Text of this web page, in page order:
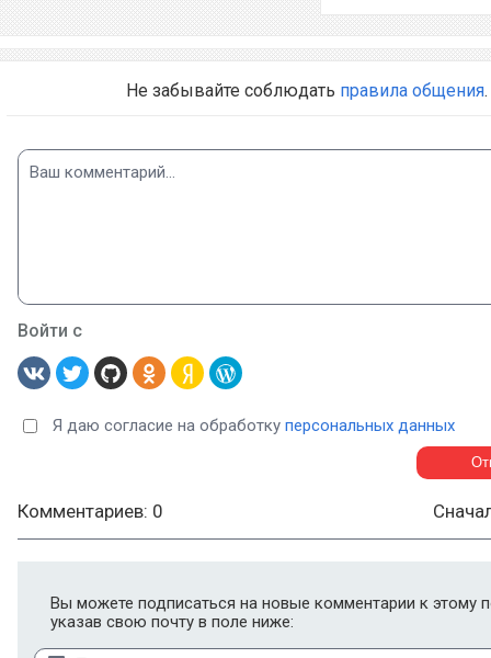
Не забывайте соблюдать правила общения.
Войти с
Я даю согласие на обработку персональных данных
Комментариев: 0
Вы можете подписаться на новые комментарии к этому
указав свою почту в поле ниже: